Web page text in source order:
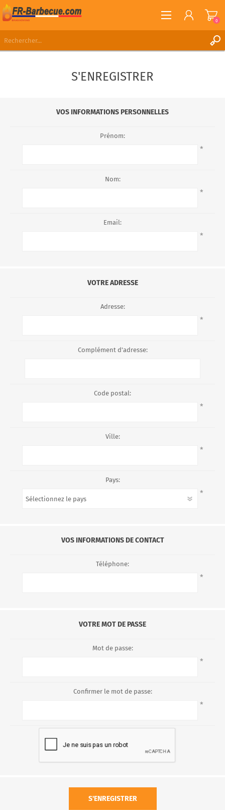
0
S'ENREGISTRER
VOS INFORMATIONS PERSONNELLES
Prénom:
*
Nom:
*
Email:
*
VOTRE ADRESSE
Adresse:
*
Complément d'adresse:
Code postal:
*
Ville:
*
Pays:
*
VOS INFORMATIONS DE CONTACT
Téléphone:
*
VOTRE MOT DE PASSE
Mot de passe:
*
Confirmer le mot de passe:
*
S'ENREGISTRER